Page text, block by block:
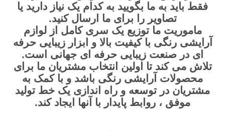
فقط باید به ما بگویید به کدام یک نیاز دارید یا
تصاویر را برای ما ارسال کنید.
ماموریت ما توزیع یک سری کامل از لوازم
آرایشی رنگی با کیفیت بالا و ابزار زیبایی حرفه
ای در صنعت زیبایی حرفه ای جهانی است.
تلاش می کند تا اولین انتخاب مشتریان ما برای
محصولات آرایشی رنگی باشد و با کمک به
مشتریان در توسعه و راه اندازی یک خط تولید
موفق ، روابط پایدار با آنها ایجاد کند.